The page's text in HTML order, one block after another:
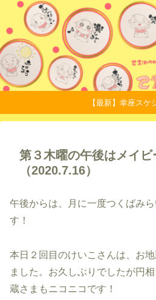
【最新】幸座スケ
第３木曜の午後はメイビ
（2020.7.16）
午後からは、月に一度つくばみ
す！
本日２回目のけいこさんは、お
ました。お久しぶりでしたが円
蔵さまもニコニコです！